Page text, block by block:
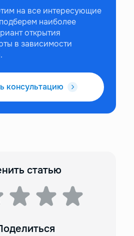
на все интересующие
наиболее
открытия
в зависимости
консультацию
статью